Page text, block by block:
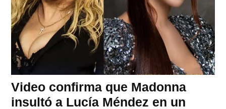
Video confirma que Madonna
insultó a Lucía Méndez en un